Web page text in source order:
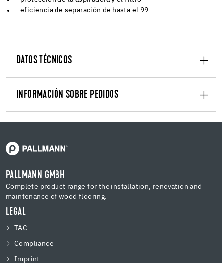
eficiencia de separación de hasta el 99
DATOS TÉCNICOS
INFORMACIÓN SOBRE PEDIDOS
PALLMANN GMBH
Complete product range for the installation, renovation and
maintenance of wood flooring.
LEGAL
TAC
Compliance
Imprint